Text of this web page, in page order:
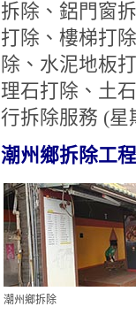
拆除、鋁門窗
打除、樓梯打
除、水泥地板
理石打除、土
行拆除服務 (星
潮州鄉拆除工
潮州鄉拆除